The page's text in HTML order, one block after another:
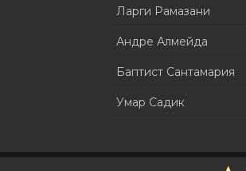
Ларги Рамазани
Андре Алмейда
Баптист Сантамария
Умар Садик